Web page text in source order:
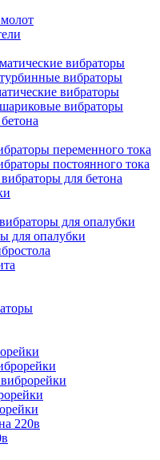
вибраторы
вибраторы
вибраторы
вибраторы
переменного тока
постоянного тока
для бетона
для опалубки
для опалубки
220в